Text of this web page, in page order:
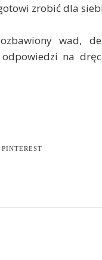
zrobić dla
wad,
na
PINTEREST